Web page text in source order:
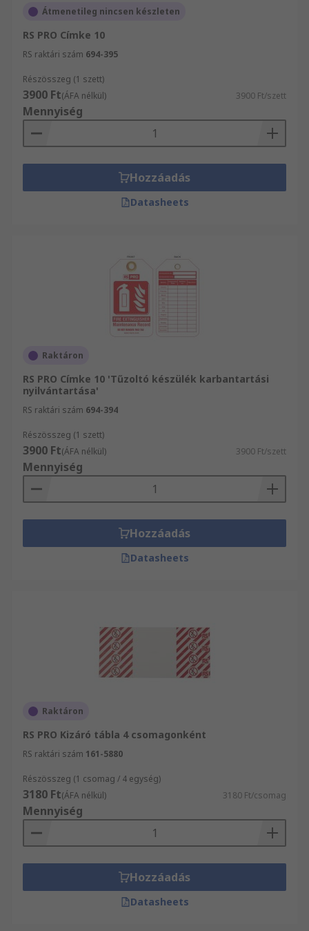
Átmenetileg nincsen készleten
RS PRO Címke 10
RS raktári szám 694-395
Részösszeg (1 szett)
3900 Ft(ÁFA nélkül) 3900 Ft/szett
Mennyiség
Hozzáadás
Datasheets
Raktáron
RS PRO Címke 10 'Tűzoltó készülék karbantartási
nyilvántartása'
RS raktári szám 694-394
Részösszeg (1 szett)
3900 Ft(ÁFA nélkül) 3900 Ft/szett
Mennyiség
Hozzáadás
Datasheets
Raktáron
RS PRO Kizáró tábla 4 csomagonként
RS raktári szám 161-5880
Részösszeg (1 csomag / 4 egység)
3180 Ft(ÁFA nélkül) 3180 Ft/csomag
Mennyiség
Hozzáadás
Datasheets